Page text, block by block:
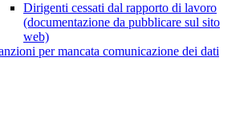
Dirigenti cessati dal rapporto di lavoro
(documentazione da pubblicare sul sito
web)
per mancata comunicazione dei dati